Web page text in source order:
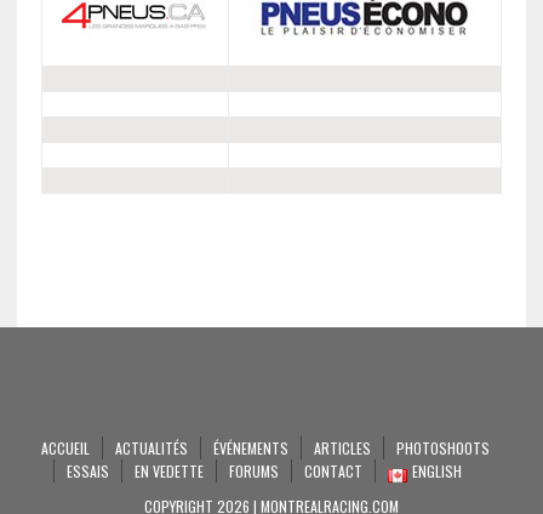
ACCUEIL ACTUALITÉS ÉVÉNEMENTS ARTICLES
PHOTOSHOOTS
ESSAIS
EN VEDETTE FORUMS CONTACT
ENGLISH
COPYRIGHT 2026 | MONTREALRACING.COM